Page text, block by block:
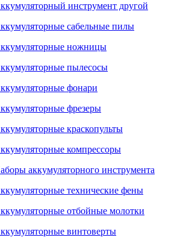
инструмент другой
сабельные пилы
ножницы
пылесосы
фонари
фрезеры
краскопульты
компрессоры
аккумуляторного инструмента
технические фены
отбойные молотки
винтоверты